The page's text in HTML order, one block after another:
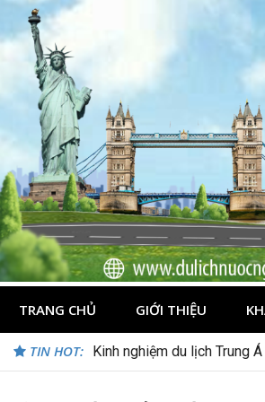
TRANG CHỦ GIỚI THIỆU
TIN HOT: Kinh nghiệm du lịch Trung
Du lịch Maldives – Lần